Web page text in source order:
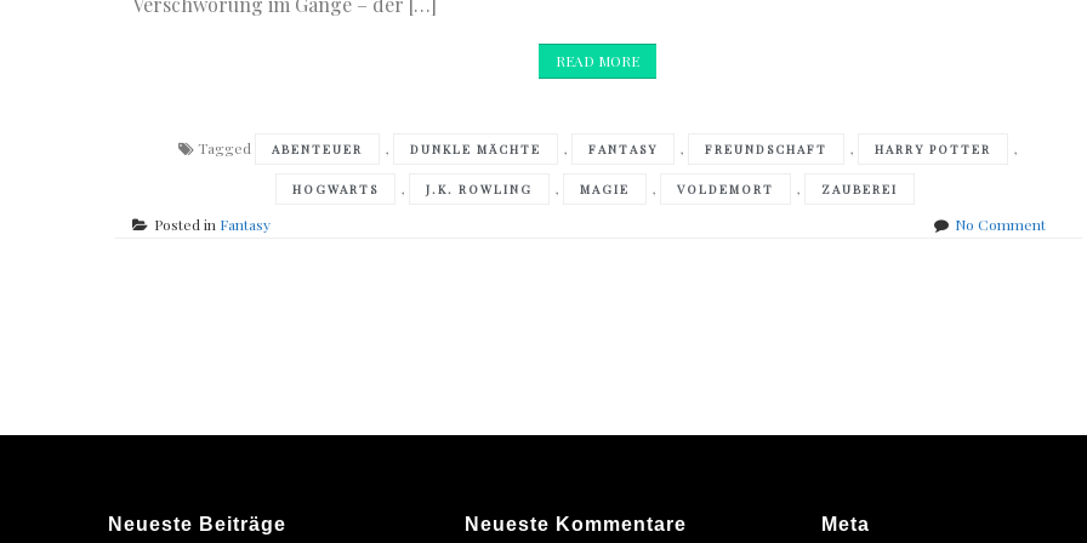
READ MORE
Tagged ABENTEUER , DUNKLE MÄCHTE , FANTASY , FREUNDSCHAFT , HARRY POTTER ,
HOGWARTS , J.K. ROWLING , MAGIE , VOLDEMORT , ZAUBEREI
Posted in Fantasy No Commenton
Neueste Beiträge Neueste Kommentare Meta